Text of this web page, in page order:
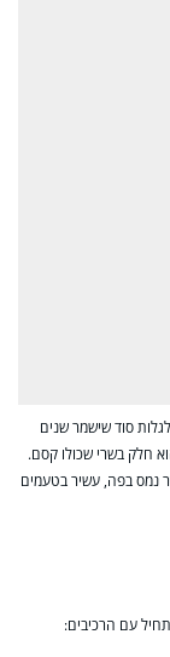
סוד שישמר שנים
הוא חלק בשרי שכולו קסם.
נמס בפה, עשיר בטעמים
עם הרכיבים: